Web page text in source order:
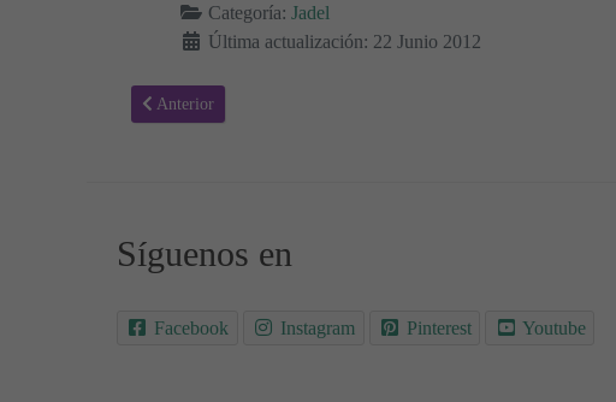
Categoría: Jadel
Última actualización: 22 Junio 2012
Artículo anterior: No por ti - Letra de la canción y Vídeo de Jadel
Anterior
Síguenos en
Facebook Instagram Pinterest Youtube